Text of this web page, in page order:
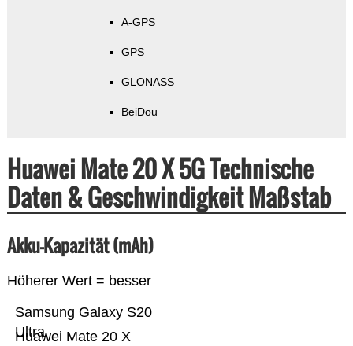
A-GPS
GPS
GLONASS
BeiDou
Huawei Mate 20 X 5G Technische
Daten & Geschwindigkeit Maßstab
Akku-Kapazität (mAh)
Höherer Wert = besser
Huawei Mate 20 X
Samsung Galaxy S20
Ultra